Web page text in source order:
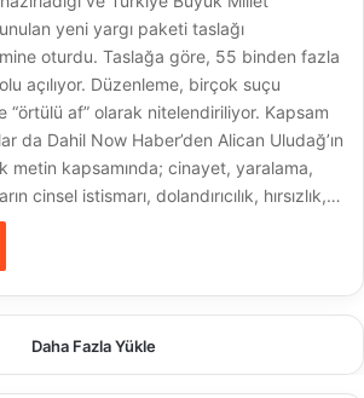
yeni yargı paketi taslağı
oturdu. Taslağa göre, 55 binden fazla
açılıyor. Düzenleme, birçok suçu
“örtülü af” olarak nitelendiriliyor. Kapsam
da Dahil Now Haber’den Alican Uludağ’ın
metin kapsamında; cinayet, yaralama,
cinsel istismarı, dolandırıcılık, hırsızlık,…
Daha Fazla Yükle